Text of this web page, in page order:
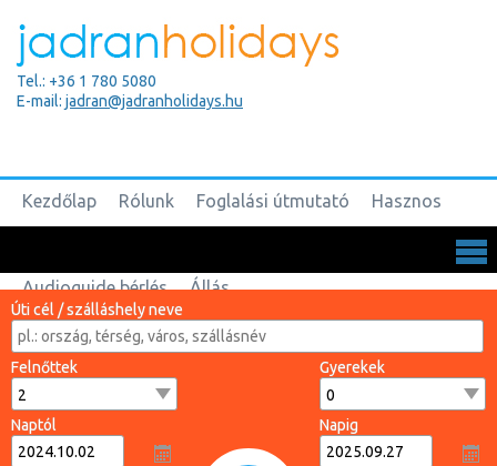
Tel.: +36 1 780 5080
E-mail: jadran@jadranholidays.hu
Kezdőlap Rólunk Foglalási útmutató Hasznos
Audioguide bérlés Állás
Úti cél / szálláshely neve
Felnőttek Gyerekek
Naptól Napig